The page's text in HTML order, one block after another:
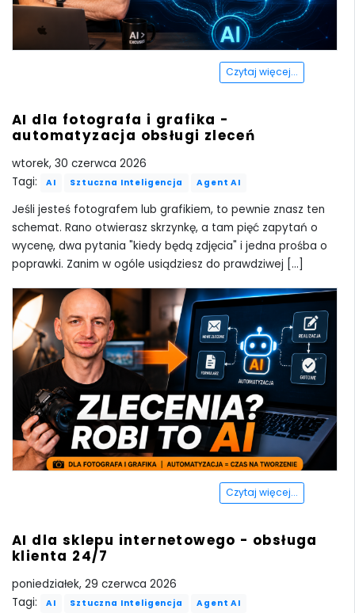
Czytaj więcej...
AI dla fotografa i grafika -
automatyzacja obsługi zleceń
wtorek, 30 czerwca 2026
Tagi:
AI Sztuczna Inteligencja Agent AI
Jeśli jesteś fotografem lub grafikiem, to pewnie znasz ten
schemat. Rano otwierasz skrzynkę, a tam pięć zapytań o
wycenę, dwa pytania "kiedy będą zdjęcia" i jedna prośba o
poprawki. Zanim w ogóle usiądziesz do prawdziwej [...]
Czytaj więcej...
AI dla sklepu internetowego - obsługa
klienta 24/7
poniedziałek, 29 czerwca 2026
Tagi:
AI Sztuczna Inteligencja Agent AI